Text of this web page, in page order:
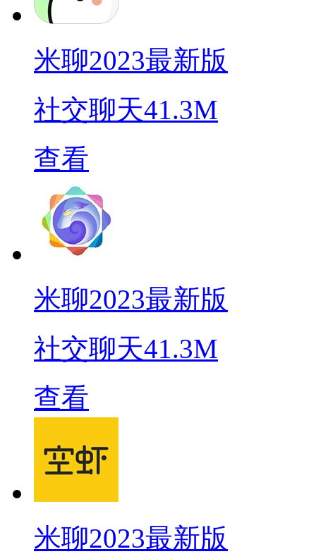
米聊2023最新版
社交聊天41.3M
查看
米聊2023最新版
社交聊天41.3M
查看
米聊2023最新版